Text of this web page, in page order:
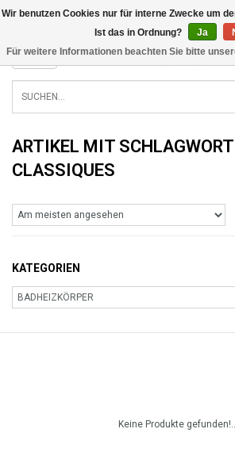
MENU
ARTIKEL MIT
CLASSIQUES
KATEGORIEN
Keine Produkte
Wir benutzen Cookies nur für interne Zwecke um
Ist das in Ordnung?
Ja
Für weitere Informationen beachten Sie bitte